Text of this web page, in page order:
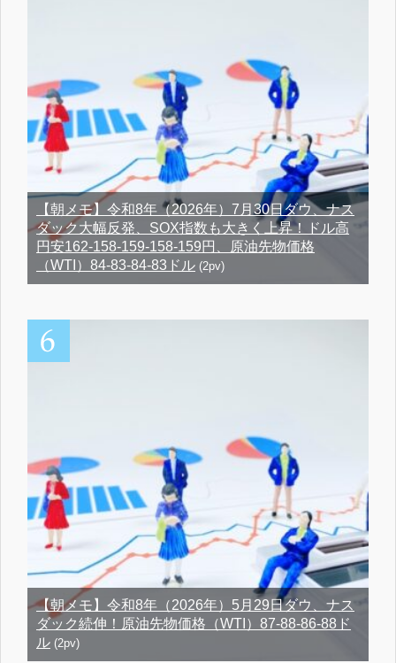
【朝メモ】令和8年（2026年）7月30日ダウ、ナス
ダック大幅反発、SOX指数も大きく上昇！ドル高
円安162-158-159-158-159円、原油先物価格
（WTI）84-83-84-83ドル (2pv)
【朝メモ】令和8年（2026年）5月29日ダウ、ナス
ダック続伸！原油先物価格（WTI）87-88-86-88ド
ル (2pv)